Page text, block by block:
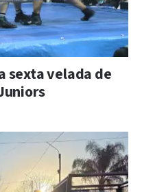
sexta velada de